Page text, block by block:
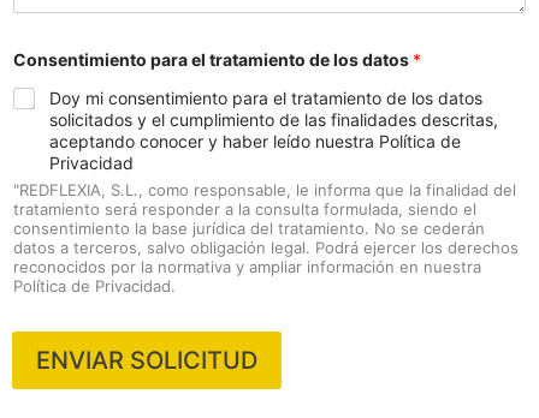
Consentimiento para el tratamiento de los datos *
Doy mi consentimiento para el tratamiento de los datos
solicitados y el cumplimiento de las finalidades descritas,
aceptando conocer y haber leído nuestra Política de
Privacidad
"REDFLEXIA, S.L., como responsable, le informa que la finalidad del
tratamiento será responder a la consulta formulada, siendo el
consentimiento la base jurídica del tratamiento. No se cederán
datos a terceros, salvo obligación legal. Podrá ejercer los derechos
reconocidos por la normativa y ampliar información en nuestra
Política de Privacidad.
ENVIAR SOLICITUD